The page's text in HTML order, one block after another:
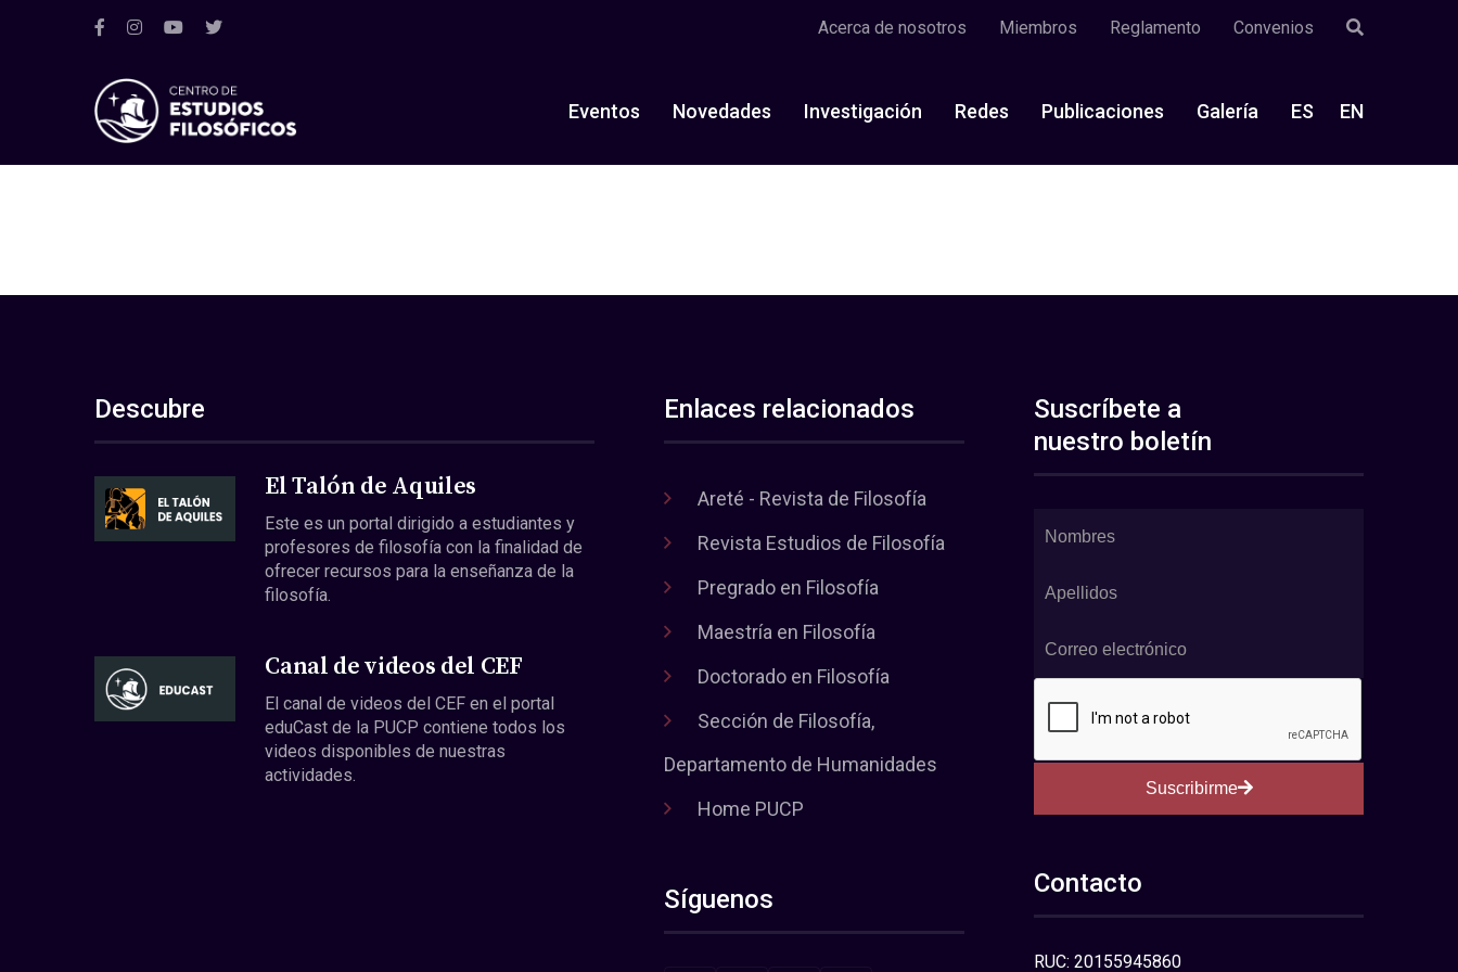
Acerca de nosotros Miembros Reglamento Convenios
Eventos Novedades Investigación Redes Publicaciones Galería ES EN
Descubre
El Talón de Aquiles
Este es un portal dirigido a estudiantes y
profesores de filosofía con la finalidad de
ofrecer recursos para la enseñanza de la
filosofía.
Canal de videos del CEF
El canal de videos del CEF en el portal
eduCast de la PUCP contiene todos los
videos disponibles de nuestras
actividades.
Enlaces relacionados
Areté - Revista de Filosofía
Revista Estudios de Filosofía
Pregrado en Filosofía
Maestría en Filosofía
Doctorado en Filosofía
Sección de Filosofía,
Departamento de Humanidades
Home PUCP
Síguenos
Suscríbete a
nuestro boletín
Suscribirme
Contacto
RUC: 20155945860